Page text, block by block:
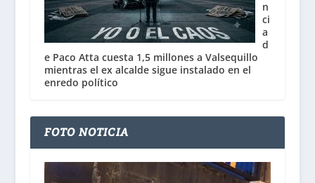
n
ci
a
d
e Paco Atta cuesta 1,5 millones a Valsequillo
mientras el ex alcalde sigue instalado en el
enredo político
FOTO NOTICIA